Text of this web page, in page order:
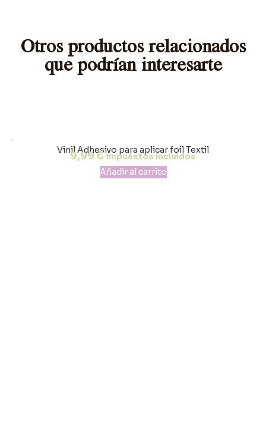
Otros productos relacionados
que podrían interesarte
Vinil Adhesivo para aplicar foil Textil
9,99€ impuestos incluidos
Añadir al carrito